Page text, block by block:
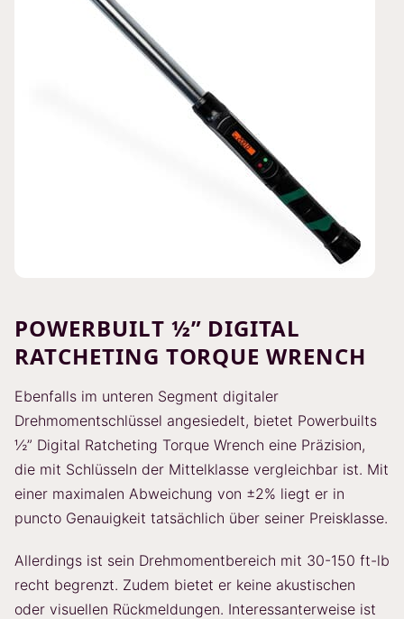
POWERBUILT ½” DIGITAL
RATCHETING TORQUE WRENCH
Ebenfalls im unteren Segment digitaler
Drehmomentschlüssel angesiedelt, bietet Powerbuilts
½” Digital Ratcheting Torque Wrench eine Präzision,
die mit Schlüsseln der Mittelklasse vergleichbar ist. Mit
einer maximalen Abweichung von ±2% liegt er in
puncto Genauigkeit tatsächlich über seiner Preisklasse.
Allerdings ist sein Drehmomentbereich mit 30-150 ft-lb
recht begrenzt. Zudem bietet er keine akustischen
oder visuellen Rückmeldungen. Interessanterweise ist